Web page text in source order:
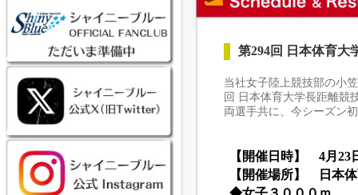
第294回 日本体育大
当社女子陸上競技部の小
回 日本体育大学長距離競
両選手共に、今シーズン
【開催日時】 4月23
【開催場所】 日本体